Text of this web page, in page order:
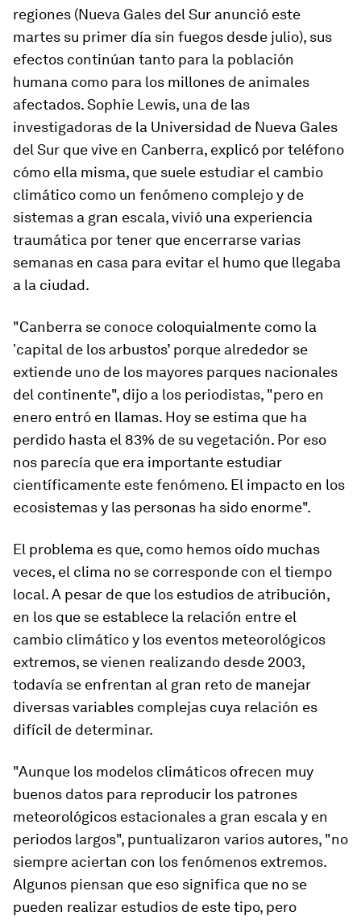
regiones (Nueva Gales del Sur anunció este
martes su primer día sin fuegos desde julio), sus
efectos continúan tanto para la población
humana como para los millones de animales
afectados. Sophie Lewis, una de las
investigadoras de la Universidad de Nueva Gales
del Sur que vive en Canberra, explicó por teléfono
cómo ella misma, que suele estudiar el cambio
climático como un fenómeno complejo y de
sistemas a gran escala, vivió una experiencia
traumática por tener que encerrarse varias
semanas en casa para evitar el humo que llegaba
a la ciudad.
"Canberra se conoce coloquialmente como la
ʽcapital de los arbustos’ porque alrededor se
extiende uno de los mayores parques nacionales
del continente", dijo a los periodistas, "pero en
enero entró en llamas. Hoy se estima que ha
perdido hasta el 83% de su vegetación. Por eso
nos parecía que era importante estudiar
científicamente este fenómeno. El impacto en los
ecosistemas y las personas ha sido enorme".
El problema es que, como hemos oído muchas
veces, el clima no se corresponde con el tiempo
local. A pesar de que los estudios de atribución,
en los que se establece la relación entre el
cambio climático y los eventos meteorológicos
extremos, se vienen realizando desde 2003,
todavía se enfrentan al gran reto de manejar
diversas variables complejas cuya relación es
difícil de determinar.
"Aunque los modelos climáticos ofrecen muy
buenos datos para reproducir los patrones
meteorológicos estacionales a gran escala y en
periodos largos", puntualizaron varios autores, "no
siempre aciertan con los fenómenos extremos.
Algunos piensan que eso significa que no se
pueden realizar estudios de este tipo, pero